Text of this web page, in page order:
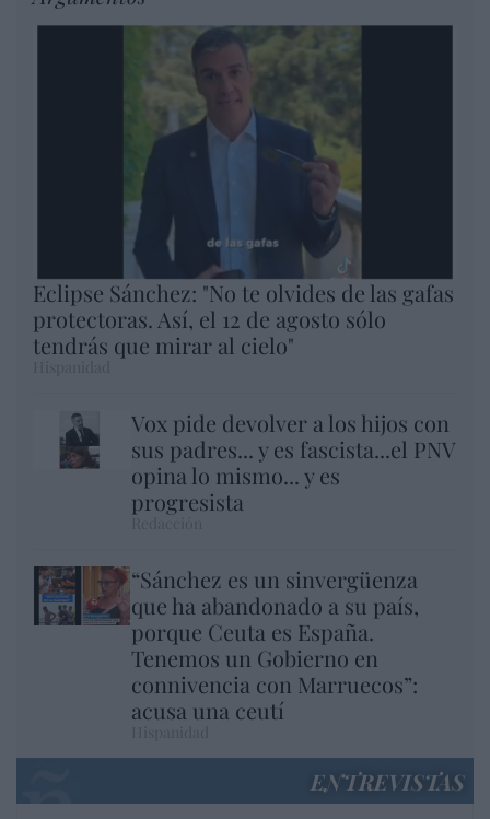
Eclipse Sánchez: "No te olvides de las gafas
protectoras. Así, el 12 de agosto sólo
tendrás que mirar al cielo"
Vox pide devolver a los hijos con
sus padres... y es fascista...el PNV
opina lo mismo... y es
progresista
“Sánchez es un sinvergüenza
que ha abandonado a su país,
porque Ceuta es España.
Tenemos un Gobierno en
connivencia con Marruecos”:
acusa una ceutí
ENTREVISTAS